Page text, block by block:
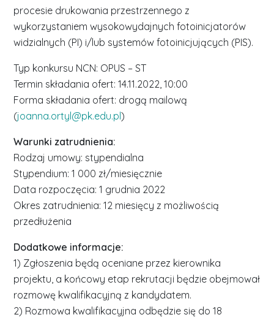
procesie drukowania przestrzennego z
wykorzystaniem wysokowydajnych fotoinicjatorów
widzialnych (PI) i/lub systemów fotoinicjujących (PIS).
Typ konkursu NCN: OPUS – ST
Termin składania ofert: 14.11.2022, 10:00
Forma składania ofert: drogą mailową
(joanna.ortyl@pk.edu.pl)
Warunki zatrudnienia:
Rodzaj umowy: stypendialna
Stypendium: 1 000 zł/miesięcznie
Data rozpoczęcia: 1 grudnia 2022
Okres zatrudnienia: 12 miesięcy z możliwością
przedłużenia
Dodatkowe informacje:
1) Zgłoszenia będą oceniane przez kierownika
projektu, a końcowy etap rekrutacji będzie obejmował
rozmowę kwalifikacyjną z kandydatem.
2) Rozmowa kwalifikacyjna odbędzie się do 18